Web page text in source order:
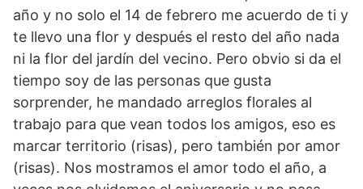
año y no solo el 14 de febrero me acuerdo de ti y
te llevo una flor y después el resto del año nada
ni la flor del jardín del vecino. Pero obvio si da el
tiempo soy de las personas que gusta
sorprender, he mandado arreglos florales al
trabajo para que vean todos los amigos, eso es
marcar territorio (risas), pero también por amor
(risas). Nos mostramos el amor todo el año, a